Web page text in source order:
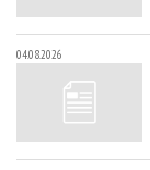
04.08.2026